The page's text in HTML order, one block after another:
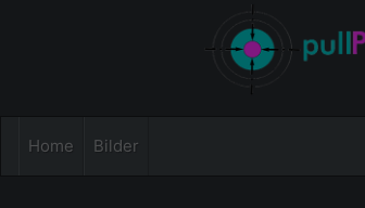
Home Bilder